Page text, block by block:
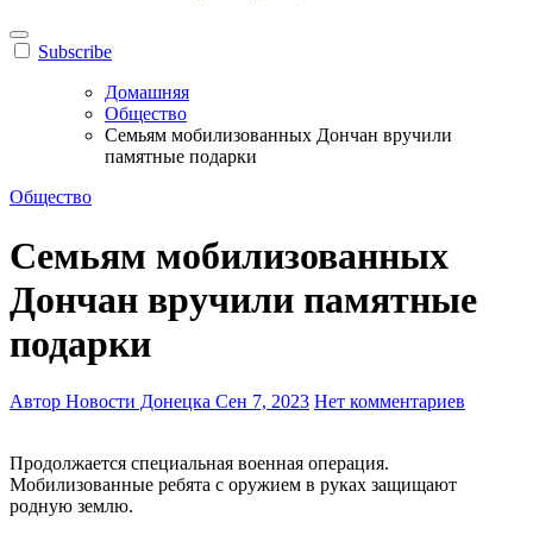
Subscribe
Домашняя
Общество
Семьям мобилизованных Дончан вручили
памятные подарки
Общество
Семьям мобилизованных
Дончан вручили памятные
подарки
Автор Новости Донецка Сен 7, 2023 Нет комментариев
Продолжается специальная военная операция.
Мобилизованные ребята с оружием в руках защищают
родную землю.